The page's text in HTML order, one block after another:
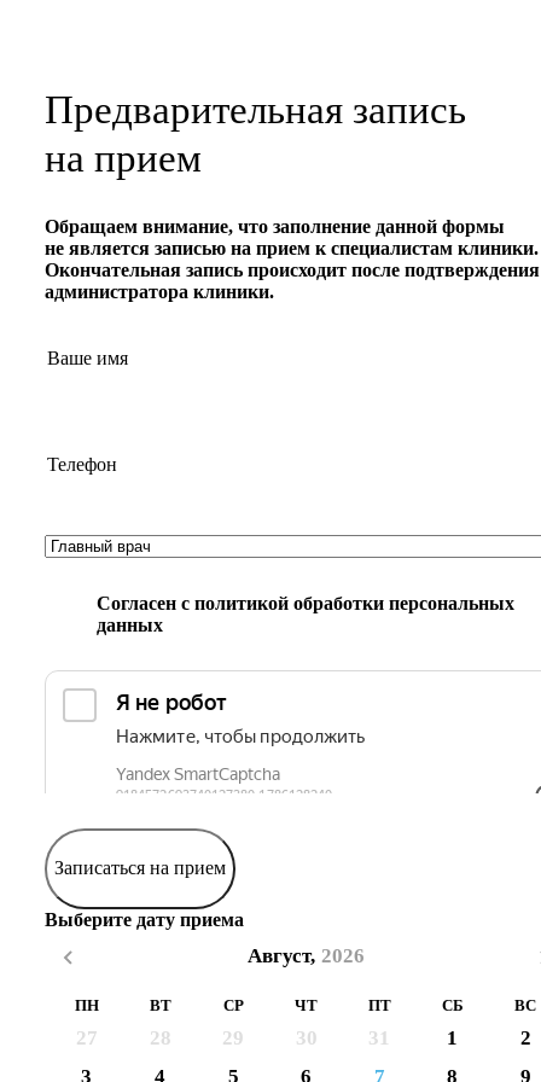
Предварительная запись
на прием
Обращаем внимание, что заполнение данной формы
не является записью на прием к специалистам клиники.
Окончательная запись происходит после подтверждения
администратора клиники.
Согласен с политикой обработки персональных
данных
Записаться на прием
Выберите дату приема
Август, 2026
ПН ВТ СР ЧТ ПТ СБ ВС
27 28 29 30 31 1
2
3
4 5 6 7 8 9